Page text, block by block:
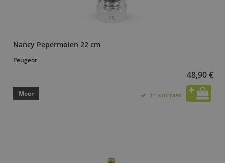
Nancy Pepermolen 22 cm
Peugeot
48,90 €
Meer In voorraad